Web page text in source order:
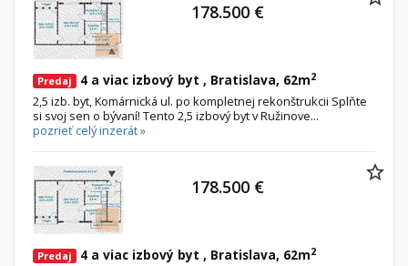
Predaj 4 a viac izbový byt , Bratislava, 62m2
2,5 izb. byt, Komárnická ul. po kompletnej rekonštrukcii Splňte
si svoj sen o bývaní! Tento 2,5 izbový byt v Ružinove...
pozrieť celý inzerát »
178.500 €
Predaj 4 a viac izbový byt , Bratislava, 62m2
178.500 €